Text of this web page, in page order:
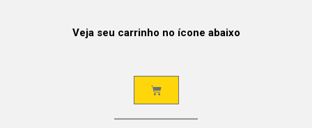
Veja seu carrinho no ícone abaixo